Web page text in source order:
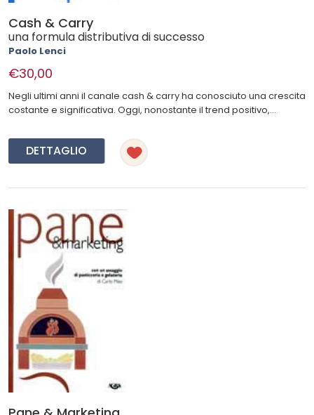
Cash & Carry
una formula distributiva di successo
Paolo Lenci
€30,00
Negli ultimi anni il canale cash & carry ha conosciuto una crescita
costante e significativa. Oggi, nonostante il trend positivo,...
DETTAGLIO